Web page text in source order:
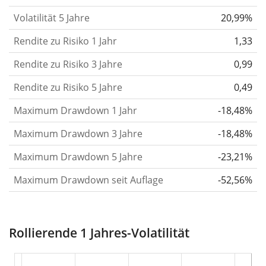
letzten 1, 3 und 5 Jahre, damit du sehen kannst, ob
die Kursschwankungen im Laufe der Zeit stärker
oder schwächer wurden. Weitere Informationen
findest du in unserem Artikel:
Risikomass.
Rendite pro Risikofür Zeiträume von 1, 3 und 5
Jahren. Diese Kennzahl ist definiert als die
annualisierte (d. h. auf einen Einjahreszeitraum
umgerechnete) historische Rendite geteilt durch die
historische annualisierte Volatilität.Rendite pro
Risiko setzt die historische Rendite eines
das Ausmass der Kursschwankungen, die man in
Kauf nehmen musste, um von der Rendite des
Volatilität 5 Jahre
20,99%
Rendite zu Risiko 1 Jahr
1,33
Rendite zu Risiko 3 Jahre
0,99
Rendite zu Risiko 5 Jahre
0,49
Maximum Drawdown 1 Jahr
-18,48%
Maximum Drawdown 3 Jahre
-18,48%
Maximum Drawdown 5 Jahre
-23,21%
Maximum Drawdown seit Auflage
-52,56%
Rollierende 1 Jahres-Volatilität